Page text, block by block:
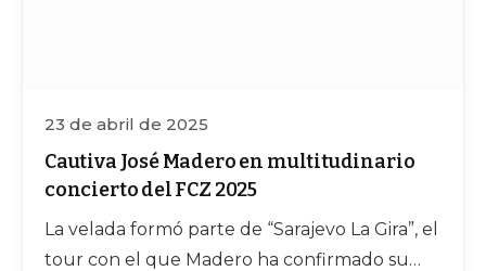
23 de abril de 2025
Cautiva José Madero en multitudinario
concierto del FCZ 2025
La velada formó parte de “Sarajevo La Gira”, el
tour con el que Madero ha confirmado su